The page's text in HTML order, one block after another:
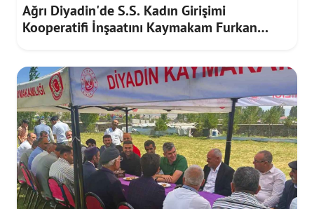
Ağrı Diyadin'de S.S. Kadın Girişimi
Kooperatifi İnşaatını Kaymakam Furkan